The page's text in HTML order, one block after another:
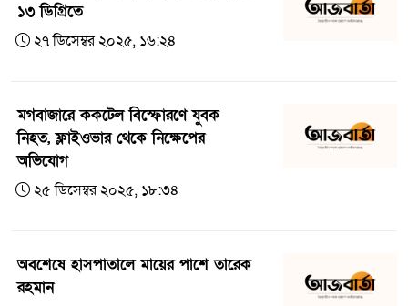
১৩ ডিগ্রিতে
২৭ ডিসেম্বর ২০২৫, ১৬:২৪
মগবাজারে ককটেল বিস্ফোরণে যুবক
নিহত, ফ্লাইওভার থেকে নিক্ষেপের
অভিযোগ
২৫ ডিসেম্বর ২০২৫, ১৮:৩৪
অবশেষে হাসপাতালে মায়ের পাশে তারেক
রহমান